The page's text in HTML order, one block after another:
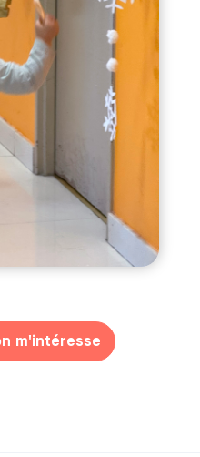
m'intéresse